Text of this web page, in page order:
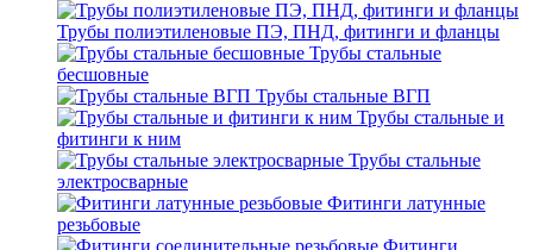
Трубы полиэтиленовые ПЭ, ПНД, фитинги и фланцы
Трубы стальные
бесшовные
Трубы стальные ВГП
Трубы стальные и
фитинги к ним
Трубы стальные
электросварные
Фитинги латунные
резьбовые
Фитинги